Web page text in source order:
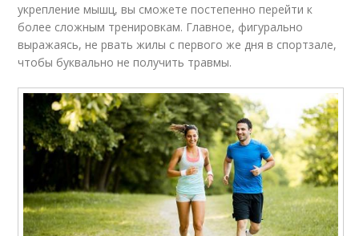
укрепление мышц, вы сможете постепенно перейти к
более сложным тренировкам. Главное, фигурально
выражаясь, не рвать жилы с первого же дня в спортзале,
чтобы буквально не получить травмы.